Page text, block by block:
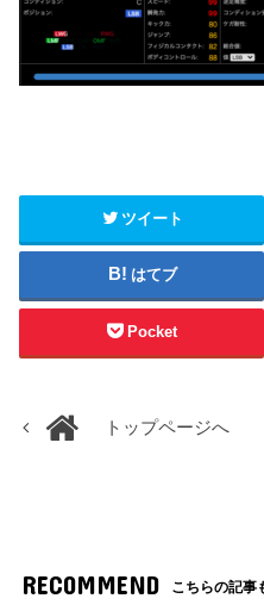
ツイート
はてブ
Pocket
トップページへ
RECOMMEND こちらの記事